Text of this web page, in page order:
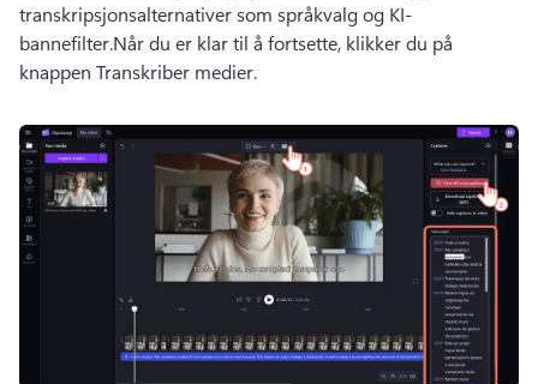
transkripsjonsalternativer som språkvalg og KI-
bannefilter.Når du er klar til å fortsette, klikker du på
knappen Transkriber medier.